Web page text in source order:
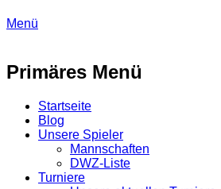
Menü
Primäres Menü
Zum
Inhalt
springen
Startseite
Blog
Unsere Spieler
Mannschaften
DWZ-Liste
Turniere